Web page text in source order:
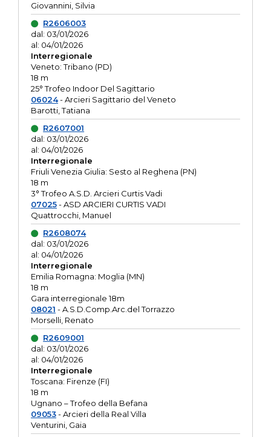
Giovannini, Silvia
R2606003
dal: 03/01/2026
al: 04/01/2026
Interregionale
Veneto: Tribano (PD)
18 m
25° Trofeo Indoor Del Sagittario
06024- Arcieri Sagittario del Veneto
Barotti, Tatiana
R2607001
dal: 03/01/2026
al: 04/01/2026
Interregionale
Friuli Venezia Giulia: Sesto al Reghena (PN)
18 m
3° Trofeo A.S.D. Arcieri Curtis Vadi
07025- ASD ARCIERI CURTIS VADI
Quattrocchi, Manuel
R2608074
dal: 03/01/2026
al: 04/01/2026
Interregionale
Emilia Romagna: Moglia (MN)
18 m
Gara interregionale 18m
08021 - A.S.D.Comp.Arc.del Torrazzo
Morselli, Renato
R2609001
dal: 03/01/2026
al: 04/01/2026
Interregionale
Toscana: Firenze (FI)
18 m
Ugnano – Trofeo della Befana
09053- Arcieri della Real Villa
Venturini, Gaia